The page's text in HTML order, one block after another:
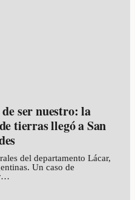
ser nuestro: la
tierras llegó a San
del departamento Lácar,
Un caso de